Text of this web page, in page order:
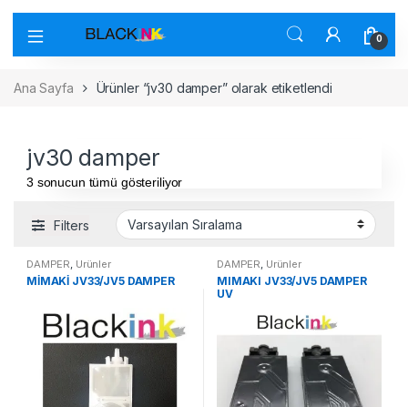
0
Ana Sayfa Ürünler “jv30 damper” olarak etiketlendi
jv30 damper
3 sonucun tümü gösteriliyor
Filters
DAMPER, Ürünler
MİMAKİ JV33/JV5 DAMPER
DAMPER, Ürünler
MIMAKI JV33/JV5 DAMPER
UV